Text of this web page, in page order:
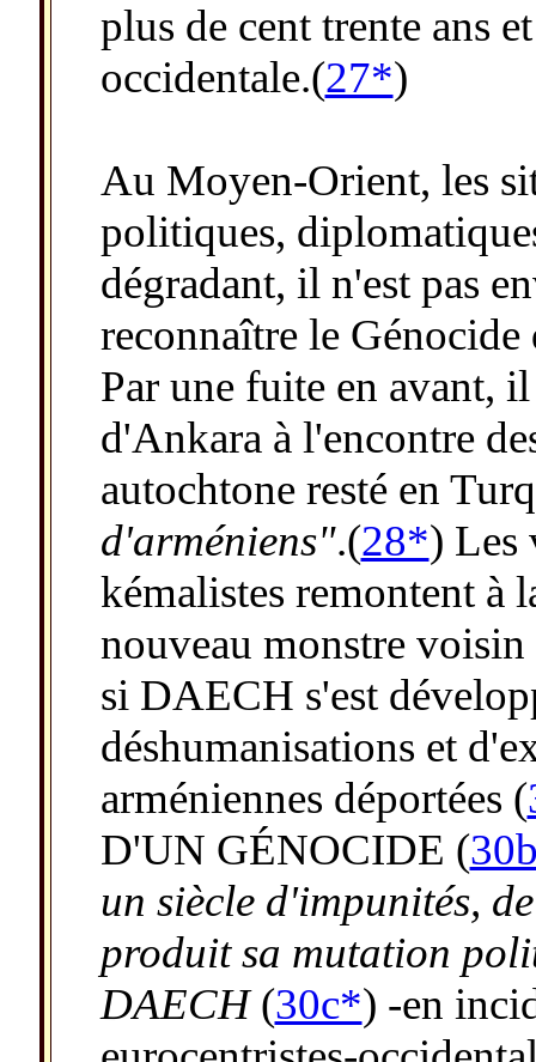
plus de cent trente ans
occidentale.(27*)
Au Moyen-Orient, les
politiques,
dégradant, il n'est pas
reconnaître le
Par une fuite en avant,
d'Ankara à l'encontre
autochtone resté en
d'arméniens".(28*) Les
kémalistes remontent à
nouveau monstre
si DAECH s'est
déshumanisations et
arméniennes déportées (
D'UN GÉNOCIDE (
un siècle d'impunités,
produit sa mutation
DAECH(30c*) -en